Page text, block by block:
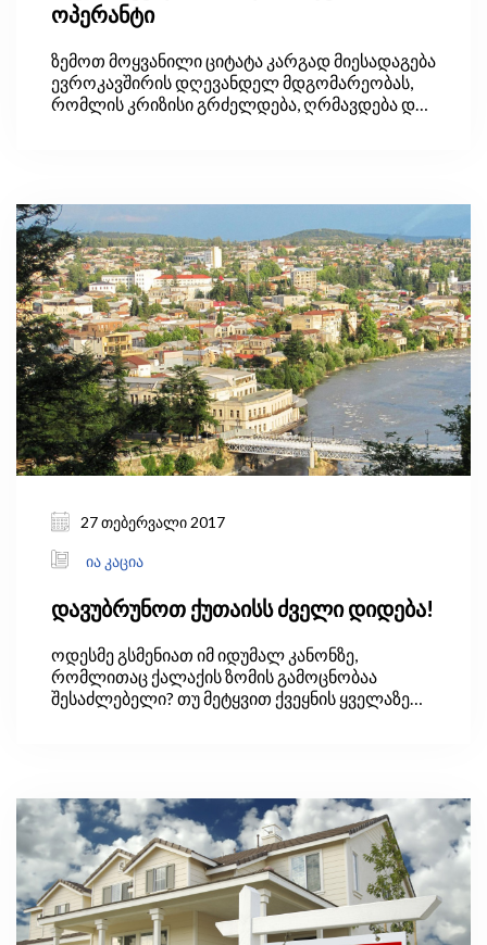
ოპერანტი
ზემოთ მოყვანილი ციტატა კარგად მიესადაგება
ევროკავშირის დღევანდელ მდგომარეობას,
რომლის კრიზისი გრძელდება, ღრმავდება და
როდესაც 2009 წელს ქვეყნის ფინანსური
სისტემის სტაბილურობას საფრთხე შეექმნა. იმ
პერიოდში, არაოფიციალური შეფასებით,
ბიუჯეტის დეფიციტი მშპ-ის 7%-იდან ჯერ 13%-
მდე, შემდეგ კი 15%-მდე გაიზარდა.
27 თებერვალი 2017
ია კაცია
დავუბრუნოთ ქუთაისს ძველი დიდება!
ოდესმე გსმენიათ იმ იდუმალ კანონზე,
რომლითაც ქალაქის ზომის გამოცნობაა
შესაძლებელი? თუ მეტყვით ქვეყნის ყველაზე
რანგისა და ზომის წესი, იგივე „ზიპფის კანონი,“
რომლის მიხედვითაც, სიდიდით მეორე და
მომდევნო ქალაქები უნდა იყოს ყველაზე დიდი
ქალაქის პროპორციული ნაწილი.